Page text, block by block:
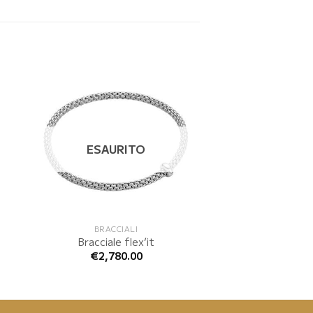
ESAURITO
BRACCIALI
Bracciale flex’it
€2,780.00